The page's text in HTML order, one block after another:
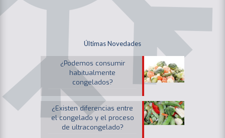
Últimas Novedades
¿Podemos consumir
habitualmente
congelados?
¿Existen diferencias entre
el congelado y el proceso
de ultracongelado?